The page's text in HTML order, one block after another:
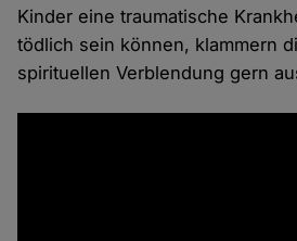
Kinder eine traumatische
tödlich sein können, klammern
spirituellen Verblendung gern